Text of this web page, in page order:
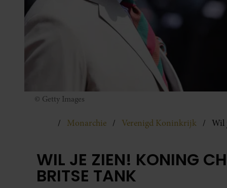
© Getty Images
Monarchie Verenigd Koninkrijk Wil
WIL JE ZIEN! KONING
BRITSE TANK